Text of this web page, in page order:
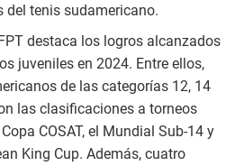
del tenis sudamericano.
destaca los logros alcanzados
juveniles en 2024. Entre ellos,
de las categorías 12, 14
las clasificaciones a torneos
COSAT, el Mundial Sub-14 y
King Cup. Además, cuatro